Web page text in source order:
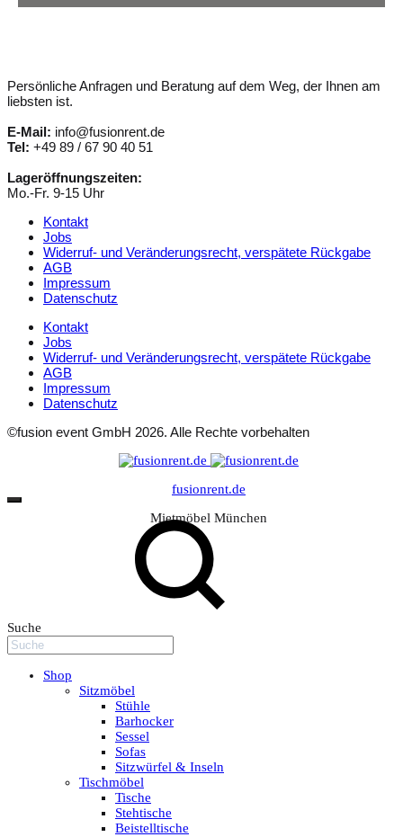
Persönliche Anfragen und Beratung auf dem Weg, der Ihnen am
liebsten ist.
E-Mail: info@fusionrent.de
Tel: +49 89 / 67 90 40 51
Lageröffnungszeiten:
Mo.-Fr. 9-15 Uhr
Kontakt
Jobs
Widerruf- und Veränderungsrecht, verspätete Rückgabe
AGB
Impressum
Datenschutz
Kontakt
Jobs
Widerruf- und Veränderungsrecht, verspätete Rückgabe
AGB
Impressum
Datenschutz
©fusion event GmbH 2026. Alle Rechte vorbehalten
fusionrent.de
Mietmöbel München
Suche
Shop
Sitzmöbel
Stühle
Barhocker
Sessel
Sofas
Sitzwürfel & Inseln
Tischmöbel
Tische
Stehtische
Beistelltische